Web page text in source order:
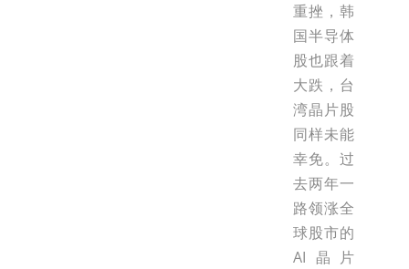
重挫，韩
国半导体
股也跟着
大跌，台
湾晶片股
同样未能
幸免。过
去两年一
路领涨全
球股市的
AI晶片